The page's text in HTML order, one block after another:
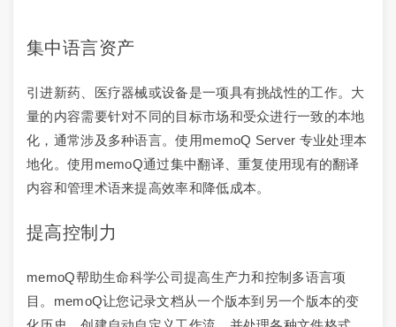
集中语言资产
引进新药、医疗器械或设备是一项具有挑战性的工作。大
量的内容需要针对不同的目标市场和受众进行一致的本地
化，通常涉及多种语言。使用memoQ Server 专业处理本
地化。使用memoQ通过集中翻译、重复使用现有的翻译
内容和管理术语来提高效率和降低成本。
提高控制力
memoQ帮助生命科学公司提高生产力和控制多语言项
目。memoQ让您记录文档从一个版本到另一个版本的变